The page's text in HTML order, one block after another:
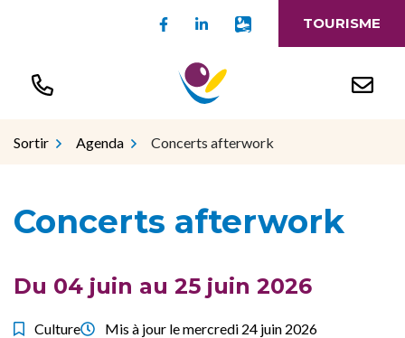
Lien vers le compte Facebook
Lien vers le compte
Lien vers l'appli
TOURISME
Sortir Agenda Concerts afterwork
Concerts afterwork
Du 04 juin au 25 juin 2026
Culture Mis à jour lemercredi 24 juin 2026